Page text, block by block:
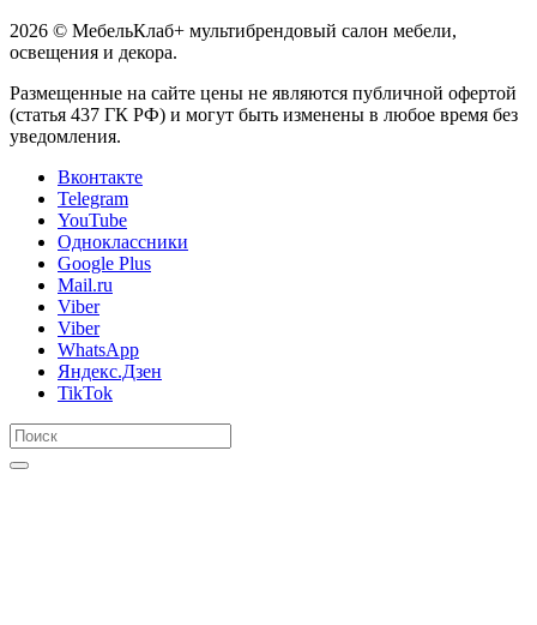
2026 © МебельКлаб+ мультибрендовый салон мебели,
освещения и декора.
Размещенные на сайте цены не являются публичной офертой
(статья 437 ГК РФ) и могут быть изменены в любое время без
уведомления.
Вконтакте
Telegram
YouTube
Одноклассники
Google Plus
Mail.ru
Viber
Viber
WhatsApp
Яндекс.Дзен
TikTok